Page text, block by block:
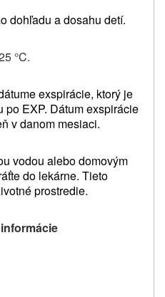
dohľadu a dosahu detí.
°C.
exspirácie, ktorý je
EXP. Dátum exspirácie
v danom mesiaci.
vodou alebo domovým
do lekárne. Tieto
prostredie.